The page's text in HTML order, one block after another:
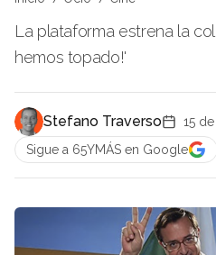
La plataforma estrena la
hemos topado!'
Stefano Traverso
15
Sigue a 65YMÁS en Google